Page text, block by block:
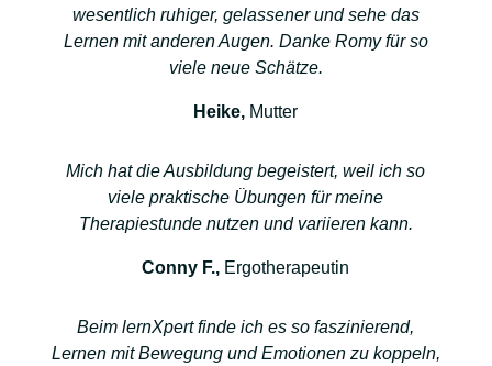
wesentlich ruhiger, gelassener und sehe das
Lernen mit anderen Augen. Danke Romy für so
viele neue Schätze.
Heike, Mutter
Mich hat die Ausbildung begeistert, weil ich so
viele praktische Übungen für meine
Therapiestunde nutzen und variieren kann.
Conny F., Ergotherapeutin
Beim lernXpert finde ich es so faszinierend,
Lernen mit Bewegung und Emotionen zu koppeln,